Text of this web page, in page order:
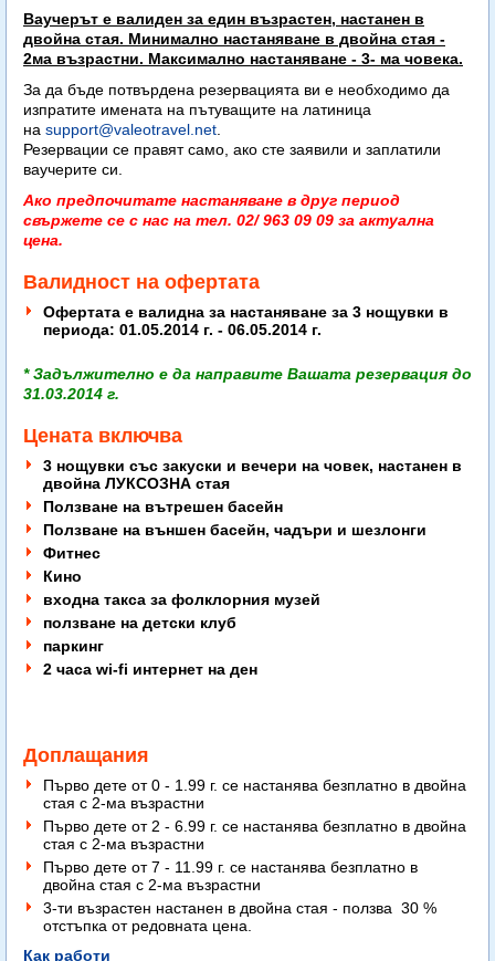
Ваучерът е валиден за един възрастен, настанен в
двойна стая. Минимално настаняване в двойна стая -
2ма възрастни. Максимално настаняване - 3- ма човека.
За да бъде потвърдена резервацията ви е необходимо да
изпратите имената на пътуващите на латиница
на support@valeotravel.net
Резервации се правят само, ако сте заявили и заплатили
ваучерите си.
Ако предпочитате настаняване в друг период
свържете се с нас на тел. 02/ 963 09 09 за актуална
цена.
Валидност на офертата
Офертата е валидна за настаняване за 3 нощувки в
периода: 01.05.2014 г. - 06.05.2014 г.
* Задължително е да направите Вашата резервация до
31.03.2014 г.
Цената включва
3 нощувки със закуски и вечери на човек, настанен в
двойна ЛУКСОЗНА стая
Ползване на вътрешен басейн
Ползване на външен басейн, чадъри и шезлонги
Фитнес
Кино
входна такса за фолклорния музей
ползване на детски клуб
паркинг
2 часа wi-fi интернет на ден
Доплащания
Първо дете от 0 - 1.99 г. се настанява безплатно в двойна
стая с 2-ма възрастни
Първо дете от 2 - 6.99 г. се настанява безплатно в двойна
стая с 2-ма възрастни
Първо дете от 7 - 11.99 г. се настанява безплатно в
двойна стая с 2-ма възрастни
3-ти възрастен настанен в двойна стая - ползва 30 %
отстъпка от редовната цена.
Как работи